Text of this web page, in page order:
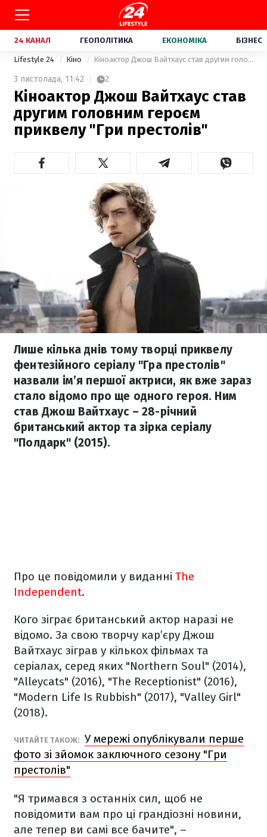
24 КАНАЛ ГЕОПОЛІТИКА ЕКОНОМІКА БІЗНЕС
Lifestyle 24 Кіно Кіноактор Джош Вайтхаус став другим головним героєм приквелу "Гри престолів"
3 листопада, 11:42 2
Кіноактор Джош Вайтхаус став
другим головним героєм
приквелу "Гри престолів"
Лише кілька днів тому творці приквелу
фентезійного серіалу "Гра престолів"
назвали ім’я першої актриси, як вже зараз
стало відомо про ще одного героя. Ним
став Джош Вайтхаус – 28-річний
британський актор та зірка серіалу
"Полдарк" (2015).
Про це повідомили у виданні The
Independent.
Кого зіграє британський актор наразі не
відомо. За свою творчу кар’єру Джош
Вайтхаус зіграв у кількох фільмах та
серіалах, серед яких "Northern Soul" (2014),
"Alleycats" (2016), "The Receptionist" (2016),
"Modern Life Is Rubbish" (2017), "Valley Girl"
(2018).
ЧИТАЙТЕ ТАКОЖ: У мережі опублікували перше
фото зі зйомок заключного сезону "Гри
престолів"
"Я тримався з останніх сил, щоб не
повідомити вам про ці грандіозні новини,
але тепер ви самі все бачите", –